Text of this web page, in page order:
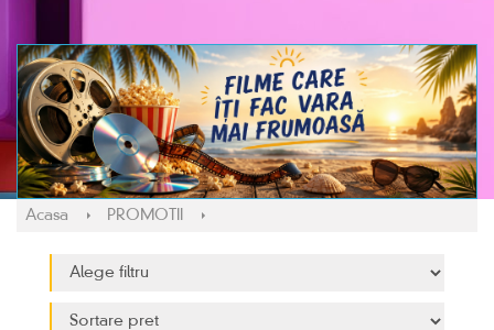
Acasa PROMOTII